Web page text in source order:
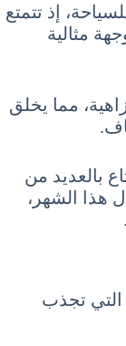
إذ تتمتع
مثالية
مما يخلق
بالعديد من
هذا الشهر،
التي تجذب